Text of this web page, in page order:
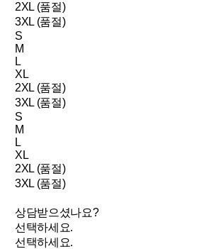
2XL (품절)
3XL (품절)
S
M
L
XL
2XL (품절)
3XL (품절)
S
M
L
XL
2XL (품절)
3XL (품절)
상담받으셨나요?
선택하세요.
선택하세요.